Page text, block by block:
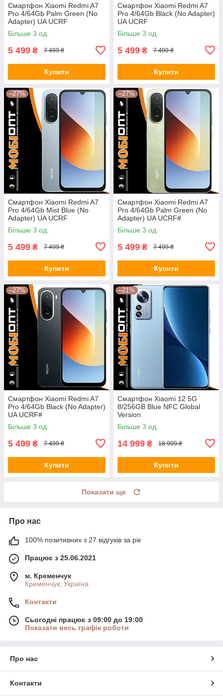
Смартфон Xiaomi Redmi A7
Pro 4/64Gb Palm Green (No
Adapter) UA UCRF
Більше 3 од.
5 499 ₴ 7 499 ₴
Купити
Смартфон Xiaomi Redmi A7
Pro 4/64Gb Black (No Adapter)
UA UCRF
Більше 3 од.
5 499 ₴ 7 499 ₴
Купити
–27%
Смартфон Xiaomi Redmi A7
Pro 4/64Gb Mist Blue (No
Adapter) UA UCRF
Більше 3 од.
5 499 ₴ 7 499 ₴
Купити
–27%
Смартфон Xiaomi Redmi A7
Pro 4/64Gb Palm Green (No
Adapter) UA UCRF#
Більше 3 од.
5 499 ₴ 7 499 ₴
Купити
–27%
Смартфон Xiaomi Redmi A7
Pro 4/64Gb Black (No Adapter)
UA UCRF#
Більше 3 од.
5 499 ₴ 7 499 ₴
Купити
–21%
Смартфон Xiaomi 12 5G
8/256GB Blue NFC Global
Version
Більше 3 од.
14 999 ₴ 18 999 ₴
Купити
Показати ще
Про нас
100% позитивних з 27 відгуків за рік
Працює з 25.06.2021
м. Кременчук
Кременчук, Україна
Контакти
Сьогодні працює з 09:00 до 19:00
Показати весь графік роботи
Про нас
Контакти